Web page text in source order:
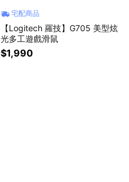
宅配商品
【Logitech 羅技】G705 美型炫
光多工遊戲滑鼠
$1,990